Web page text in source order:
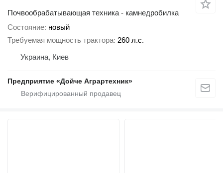
Почвообрабатывающая техника - камнедробилка
Состояние новый
Требуемая мощность трактора 260 л.с.
Украина, Киев
Предприятие «Дойче Аграртехник»